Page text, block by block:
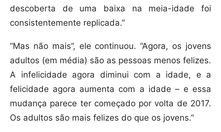
descoberta de uma baixa na meia-idade foi
consistentemente replicada.”
“Mas não mais”, ele continuou. “Agora, os jovens
adultos (em média) são as pessoas menos felizes.
A infelicidade agora diminui com a idade, e a
felicidade agora aumenta com a idade – e essa
mudança parece ter começado por volta de 2017.
Os adultos são mais felizes do que os jovens.”